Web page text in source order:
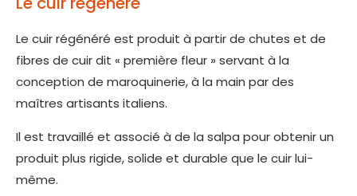
Le cuir régénéré est produit à partir de chutes et de
fibres de cuir dit « première fleur » servant à la
conception de maroquinerie, à la main par des
maîtres artisants italiens.
Il est travaillé et associé à de la salpa pour obtenir un
produit plus rigide, solide et durable que le cuir lui-
même.